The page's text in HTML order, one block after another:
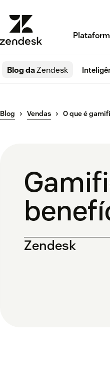
Blog daZendesk
Blog Vendas O que é
Zendesk